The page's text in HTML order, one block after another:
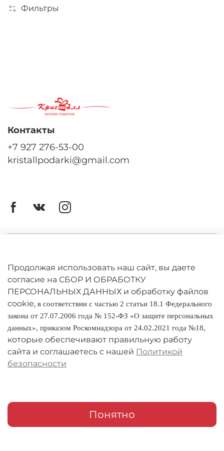
Фильтры
Оферта
Политика конфиденциальности
Оплата и доставка
Условия обмена и возврата
Реквизиты
Контакты
+7 927 276-53-00
kristallpodarki@gmail.com
Продолжая использовать наш сайт, вы даете
согласие на СБОР И ОБРАБОТКУ
ПЕРСОНАЛЬНЫХ ДАННЫХ и обработку файлов
cookie, в соответствии с частью 2 статьи 18.1 Федерального
закона от 27.07.2006 года № 152-ФЗ «О защите персональных
данных», приказом Роскомнадзора от 24.02.2021 года №18,
которые обеспечивают правильную работу
сайта и соглашаетесь с нашей Политикой
безопасности
Понятно